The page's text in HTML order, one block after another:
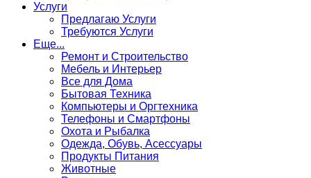
Услуги
Предлагаю Услуги
Требуются Услуги
Еще...
Ремонт и Строительство
Мебель и Интерьер
Все для Дома
Бытовая Техника
Компьютеры и Оргтехника
Телефоны и Смартфоны
Охота и Рыбалка
Одежда, Обувь, Асессуары
Продукты Питания
Животные